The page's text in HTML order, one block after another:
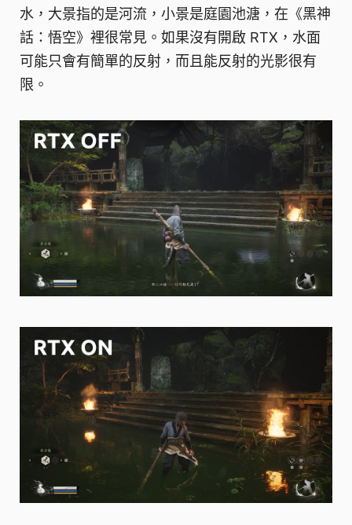
水，大景指的是河流，小景是庭園池溏，在《黑神
話：悟空》裡很常見。如果沒有開啟 RTX，水面
可能只會有簡單的反射，而且能反射的光影很有
限。